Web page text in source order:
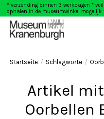
* verzending binnen 3 werkdagen *
ophalen in de museumwinkel mogelijk
Startseite / Schlagworte /
Artikel
Oorbellen